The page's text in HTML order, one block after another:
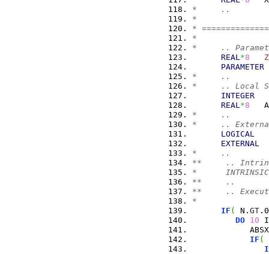
*     ..
*
*
*
*     ..
REAL *8
PARAMETER
*     ..
*     .. Local
INTEGER
REAL *8
*     ..
*     ..
LOGICAL
EXTERNAL
*     ..
**     ..
*
**     ..
**     ..
*
IF ( N. GT
DO 10
IF (